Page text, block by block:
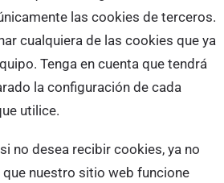
las cookies de terceros.
cualquiera de las cookies que ya
Tenga en cuenta que tendrá
la configuración de cada
utilice.
no desea recibir cookies, ya no
nuestro sitio web funcione